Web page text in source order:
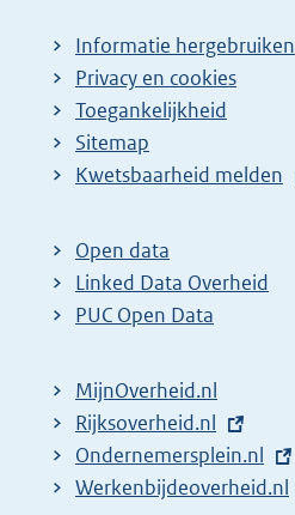
Informatie hergebruiken
Privacy en cookies
Toegankelijkheid
Sitemap
E
t
e
r
l
i
n
k
Kwetsbaarheid melden
Open data
Linked Data Overheid
PUC Open Data
MijnOverheid.nl
E
x
t
Rijksoverheid.nl
E
x
Ondernemersplein.nl
E
Werkenbijdeoverheid.nl